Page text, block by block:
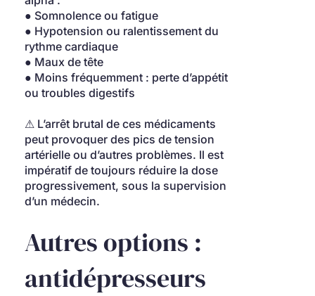
● Somnolence ou fatigue
● Hypotension ou ralentissement du
rythme cardiaque
● Maux de tête
● Moins fréquemment : perte d’appétit
ou troubles digestifs
⚠ L’arrêt brutal de ces médicaments
peut provoquer des pics de tension
artérielle ou d’autres problèmes. Il est
impératif de toujours réduire la dose
progressivement, sous la supervision
d’un médecin.
Autres options :
antidépresseurs